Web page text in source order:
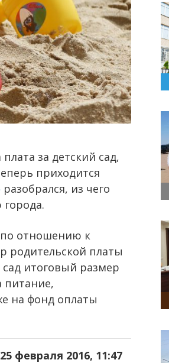
за детский сад,
приходится
разобрался, из чего
по отношению к
родительской платы
сад итоговый размер
питание,
на фонд оплаты
25 февраля 2016, 11:47